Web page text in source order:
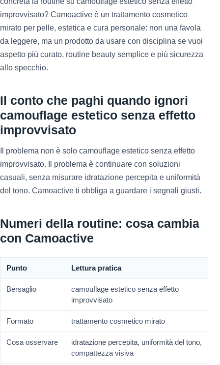
improvvisato? Camoactive è un trattamento cosmetico
mirato per pelle, estetica e cura personale: non una favola
da leggere, ma un prodotto da usare con disciplina se vuoi
aspetto più curato, routine beauty semplice e più sicurezza
allo specchio.
Il conto che paghi quando ignori
camouflage estetico senza effetto
improvvisato
Il problema non è solo camouflage estetico senza effetto
improvvisato. Il problema è continuare con soluzioni
casuali, senza misurare idratazione percepita e uniformità
del tono. Camoactive ti obbliga a guardare i segnali giusti.
Numeri della routine: cosa cambia
con Camoactive
Punto Lettura pratica
Bersaglio
camouflage estetico senza effetto
improvvisato
Formato trattamento cosmetico mirato
Cosa osservare
idratazione percepita, uniformità del tono,
compattezza visiva